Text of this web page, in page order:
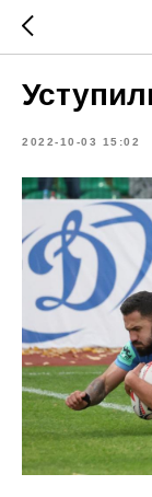
2022-10-03 15:02